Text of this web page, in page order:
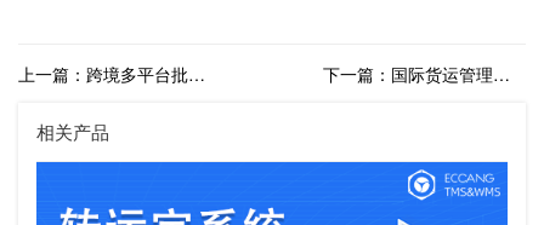
上一篇：跨境多平台批量打单系统有哪些？ 下一篇：国际货运管理系统功能有哪些？
相关产品